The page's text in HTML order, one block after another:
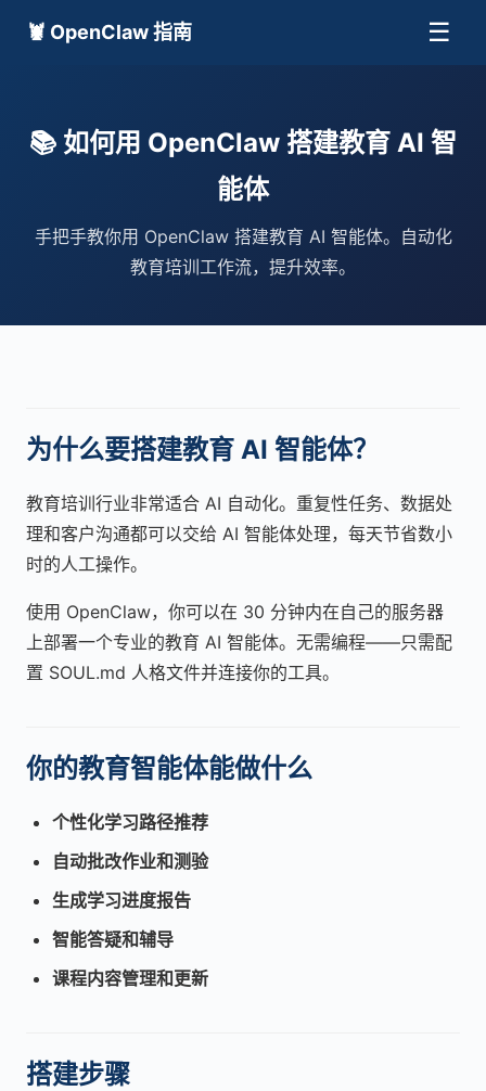
🦞 OpenClaw 指南 ☰
📚 如何用 OpenClaw 搭建教育 AI 智
能体
手把手教你用 OpenClaw 搭建教育 AI 智能体。自动化
教育培训工作流，提升效率。
为什么要搭建教育 AI 智能体？
教育培训行业非常适合 AI 自动化。重复性任务、数据处
理和客户沟通都可以交给 AI 智能体处理，每天节省数小
时的人工操作。
使用 OpenClaw，你可以在 30 分钟内在自己的服务器
上部署一个专业的教育 AI 智能体。无需编程——只需配
置 SOUL.md 人格文件并连接你的工具。
你的教育智能体能做什么
个性化学习路径推荐
自动批改作业和测验
生成学习进度报告
智能答疑和辅导
课程内容管理和更新
搭建步骤